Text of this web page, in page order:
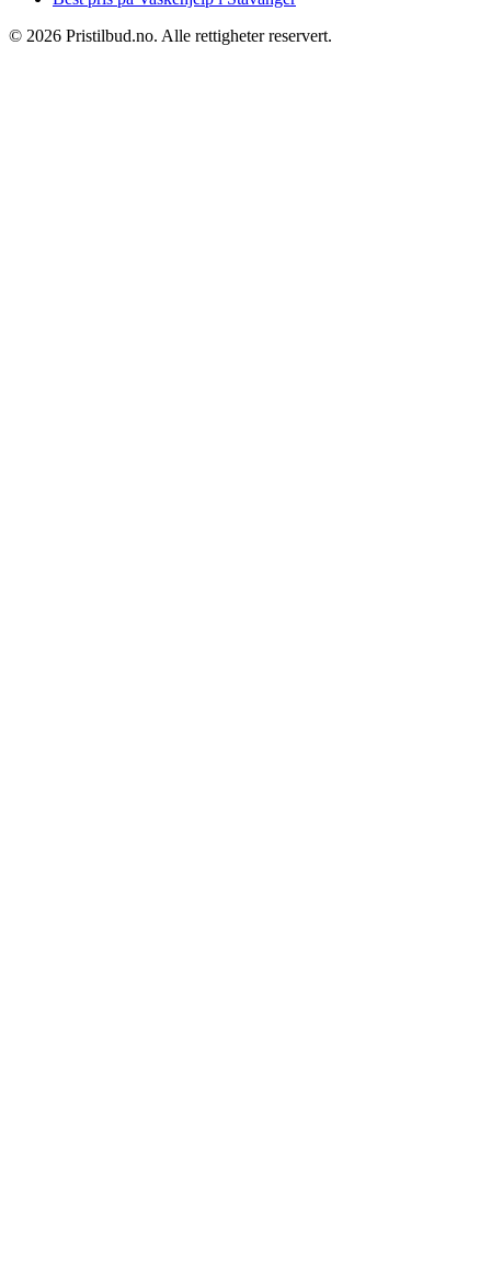
© 2026 Pristilbud.no. Alle rettigheter reservert.